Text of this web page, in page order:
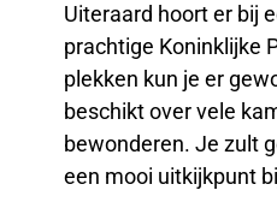
Uiteraard hoort er bij
prachtige Koninklijke
plekken kun je er
beschikt over vele
bewonderen. Je zult
een mooi uitkijkpunt